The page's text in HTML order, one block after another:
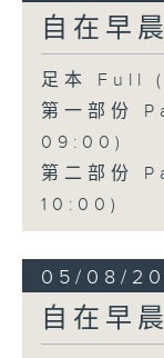
自在早晨
足本 Full
第一部份
09:00)
第二部份
10:00)
05/08/
自在早晨